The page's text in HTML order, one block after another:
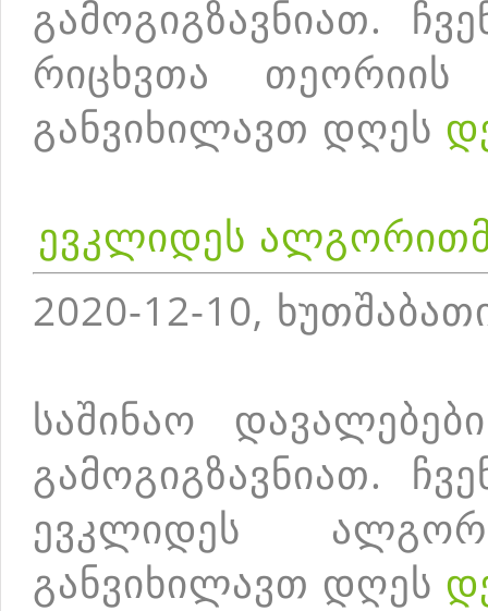
გამოგიგზავნიათ.
რიცხვთა თეორიის
განვიხილავთ დღეს
ევკლიდეს
2020-12-10,
საშინაო
გამოგიგზავნიათ.
ევკლიდეს
განვიხილავთ დღეს